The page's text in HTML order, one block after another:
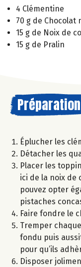
4 Clémentine
70 g de Chocolat
15 g de Noix de
15 g de Pralin
Préparation
Éplucher les
Détacher les
Placer les
ici de la noix de
pouvez opter
pistaches
Faire fondre le
Tremper
fondu puis
pour qu’ils
Disposer